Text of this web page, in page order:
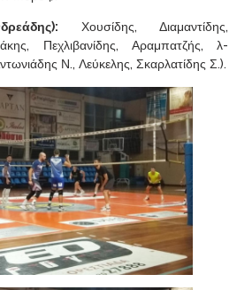
Χουσίδης, Διαμαντίδης,
Πεχλιβανίδης, Αραμπατζής, λ-
Ν., Λεύκελης, Σκαρλατίδης Σ.).